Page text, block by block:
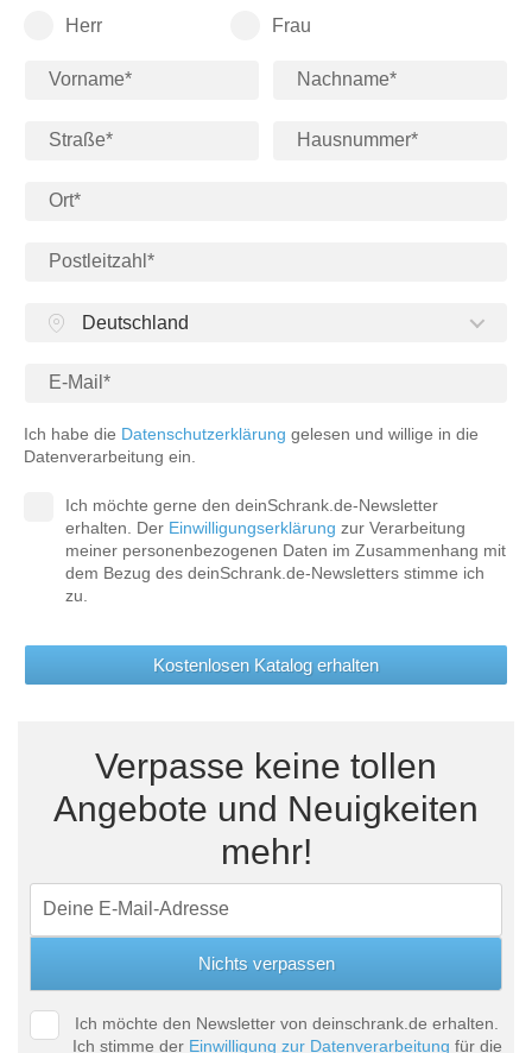
Herr Frau
Deutschland
Ich habe die Datenschutzerklärung gelesen und willige in die
Datenverarbeitung ein.
Ich möchte gerne den deinSchrank.de-Newsletter
erhalten. Der Einwilligungserklärung zur Verarbeitung
meiner personenbezogenen Daten im Zusammenhang mit
dem Bezug des deinSchrank.de-Newsletters stimme ich
zu.
Kostenlosen Katalog erhalten
Verpasse keine tollen
Angebote und Neuigkeiten
mehr!
Ich möchte den Newsletter von deinschrank.de erhalten.
Ich stimme der Einwilligung zur Datenverarbeitung für die